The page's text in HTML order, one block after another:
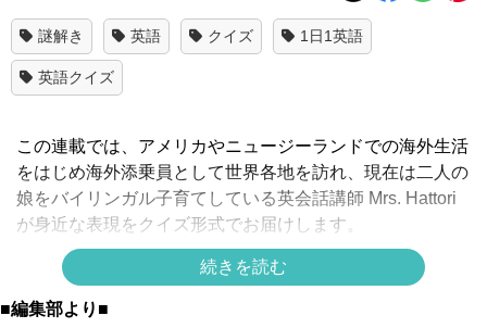
謎解き 英語 クイズ 1日1英語
英語クイズ
この連載では、アメリカやニュージーランドでの海外生活
をはじめ海外添乗員として世界各地を訪れ、現在は二人の
娘をバイリンガル子育てしている英会話講師 Mrs. Hattori
が身近な表現をクイズ形式でお届けします。
「息を止める」
続きを読む
■編集部より■